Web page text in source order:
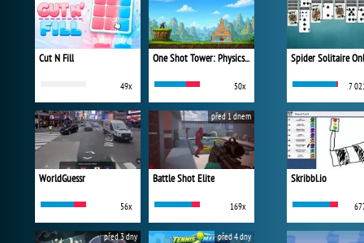
Cut N Fill
49x
One Shot Tower: Physics Destroyer
50x
WorldGuessr
56x
Battle Shot Elite
169x
před 1 dnem
před 3 dny před 4 dny
Spider Solitaire
7
Skribbl.io